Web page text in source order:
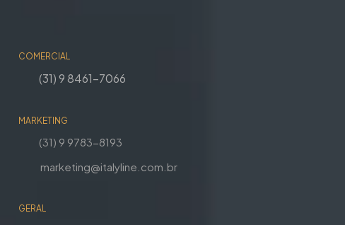
COMERCIAL
(31) 9 8461-7066
MARKETING
(31) 9 9783-8193
marketing@italyline.com.br
GERAL